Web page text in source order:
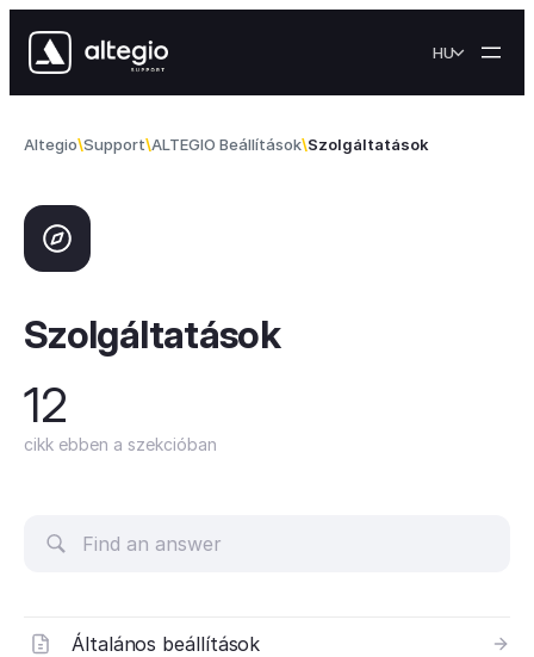
HU
Altegio Support ALTEGIO Beállítások Szolgáltatások
Szolgáltatások
12
cikk ebben a szekcióban
Általános beállítások